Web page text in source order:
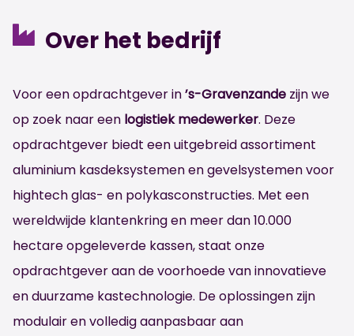
Over het bedrijf
Voor een opdrachtgever in’s-Gravenzande zijn we
op zoek naar een logistiek medewerker. Deze
opdrachtgever biedt een uitgebreid assortiment
aluminium kasdeksystemen en gevelsystemen voor
hightech glas- en polykasconstructies. Met een
wereldwijde klantenkring en meer dan 10.000
hectare opgeleverde kassen, staat onze
opdrachtgever aan de voorhoede van innovatieve
en duurzame kastechnologie. De oplossingen zijn
modulair en volledig aanpasbaar aan